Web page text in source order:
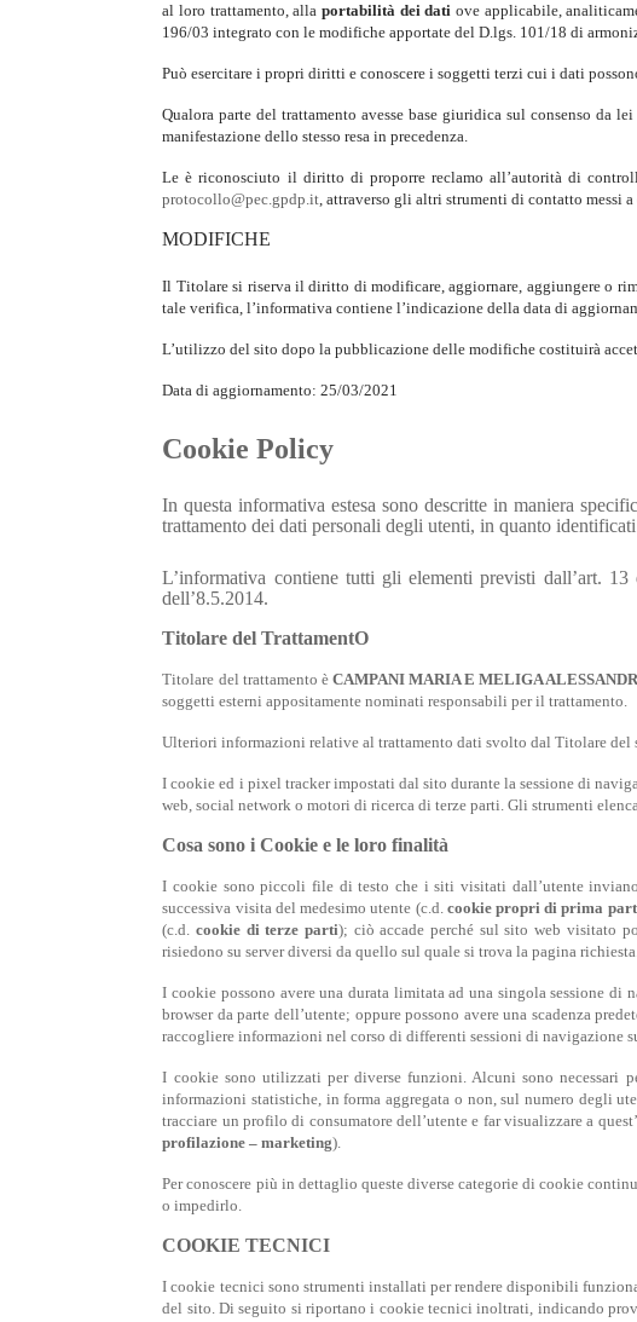
al loro trattamento, allaportabilità dei dati ove applicabile,
196/03 integrato con le modifiche apportate del D.lgs. 101/18 di
Può esercitare i propri diritti e conoscere i soggetti terzi cui i dati
Qualora parte del trattamento avesse base giuridica sul consenso da
manifestazione dello stesso resa in precedenza.
Le è riconosciuto il diritto di proporre reclamo all’autorità di
protocollo@pec.gpdp.it, attraverso gli altri strumenti di contatto messi
MODIFICHE
Il Titolare si riserva il diritto di modificare, aggiornare, aggiungere o
tale verifica, l’informativa contiene l’indicazione della data di
L’utilizzo del sito dopo la pubblicazione delle modifiche costituirà
Data di aggiornamento: 25/03/2021
Cookie Policy
In questa informativa estesa sono descritte in maniera
trattamento dei dati personali degli utenti, in quanto
L’informativa contiene tutti gli elementi previsti dall’art.
dell’8.5.2014.
Titolare del TrattamentO
Titolare del trattamento è CAMPANI MARIA E MELIGA
soggetti esterni appositamente nominati responsabili per il trattamento.
Ulteriori informazioni relative al trattamento dati svolto dal Titolare
I cookie ed i pixel tracker impostati dal sito durante la sessione di
web, social network o motori di ricerca di terze parti. Gli strumenti
Cosa sono i Cookie e le loro finalità
I cookie sono piccoli file di testo che i siti visitati dall’utente
successiva visita del medesimo utente (c.d. cookie propri di prima
(c.d.cookie di terze parti); ciò accade perché sul sito web visitato
risiedono su server diversi da quello sul quale si trova la pagina
I cookie possono avere una durata limitata ad una singola sessione di
browser da parte dell’utente; oppure possono avere una scadenza
raccogliere informazioni nel corso di differenti sessioni di navigazione
I cookie sono utilizzati per diverse funzioni. Alcuni sono necessari
informazioni statistiche, in forma aggregata o non, sul numero degli
tracciare un profilo di consumatore dell’utente e far visualizzare a
profilazione – marketing).
Per conoscere più in dettaglio queste diverse categorie di cookie
o impedirlo.
COOKIE TECNICI
I cookie tecnici sono strumenti installati per rendere disponibili
del sito. Di seguito si riportano i cookie tecnici inoltrati, indicando